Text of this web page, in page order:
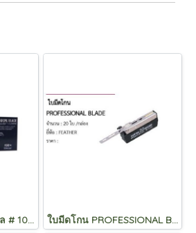
ใบมีดผ่าตัดคาร์บอนสตีล # 10 , 11 , 12 , 15 ใบมีดโกน PROFESSIONAL BLADE